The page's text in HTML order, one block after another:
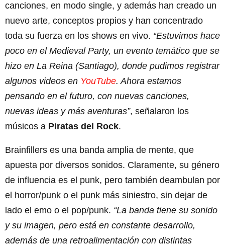
canciones, en modo single, y además han creado un
nuevo arte, conceptos propios y han concentrado
toda su fuerza en los shows en vivo. “Estuvimos hace
poco en el Medieval Party, un evento temático que se
hizo en La Reina (Santiago), donde pudimos registrar
algunos videos en YouTube. Ahora estamos
pensando en el futuro, con nuevas canciones,
nuevas ideas y más aventuras”, señalaron los
músicos a Piratas del Rock.
Brainfillers es una banda amplia de mente, que
apuesta por diversos sonidos. Claramente, su género
de influencia es el punk, pero también deambulan por
el horror/punk o el punk más siniestro, sin dejar de
lado el emo o el pop/punk. “La banda tiene su sonido
y su imagen, pero está en constante desarrollo,
además de una retroalimentación con distintas